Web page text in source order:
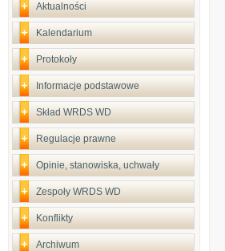
Aktualności
Kalendarium
Protokoły
Informacje podstawowe
Skład WRDS WD
Regulacje prawne
Opinie, stanowiska, uchwały
Zespoły WRDS WD
Konflikty
Archiwum